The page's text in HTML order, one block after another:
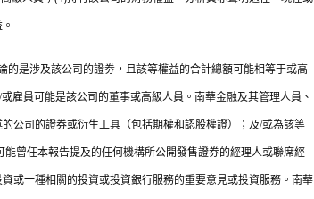
是涉及該公司的證劵，且該等權益的合計總額可能相等于或高
雇員可能是該公司的董事或高級人員。南華金融及其管理人員、
公司的證券或衍生工具（包括期權和認股權證）；及/或為該等
曾任本報告提及的任何機構所公開發售證券的經理人或聯席經
或一種相關的投資或投資銀行服務的重要意見或投資服務。南華